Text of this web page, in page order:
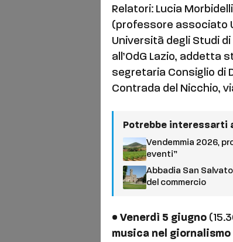
Relatori: Lucia
(professore associato
Università degli Studi
all’OdG Lazio, addetta
segretaria Consiglio di
Contrada del Nicchio,
Potrebbe interessarti
Vendemmia 2026,
eventi”
Abbadia San
del commercio
• Venerdì 5 giugno
musica nel